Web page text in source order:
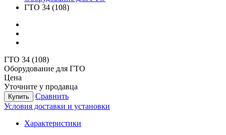
ГТО 34 (108)
ГТО 34 (108)
Оборудование для ГТО
Цена
Уточните у продавца
Купить
Сравнить
Условия доставки и установки
Характеристики